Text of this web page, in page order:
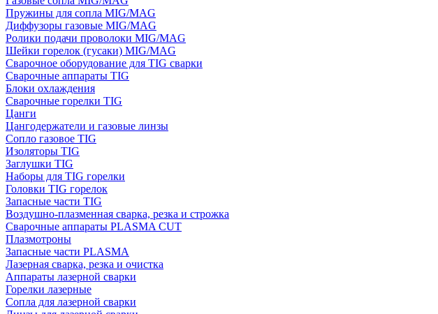
Пружины для сопла MIG/MAG
Диффузоры газовые MIG/MAG
Ролики подачи проволоки MIG/MAG
Шейки горелок (гусаки) MIG/MAG
Сварочное оборудование для TIG сварки
Сварочные аппараты TIG
Блоки охлаждения
Сварочные горелки TIG
Цанги
Цангодержатели и газовые линзы
Сопло газовое TIG
Изоляторы TIG
Заглушки TIG
Наборы для TIG горелки
Головки TIG горелок
Запасные части TIG
Воздушно-плазменная сварка, резка и строжка
Сварочные аппараты PLASMA CUT
Плазмотроны
Запасные части PLASMA
Лазерная сварка, резка и очистка
Аппараты лазерной сварки
Горелки лазерные
Сопла для лазерной сварки